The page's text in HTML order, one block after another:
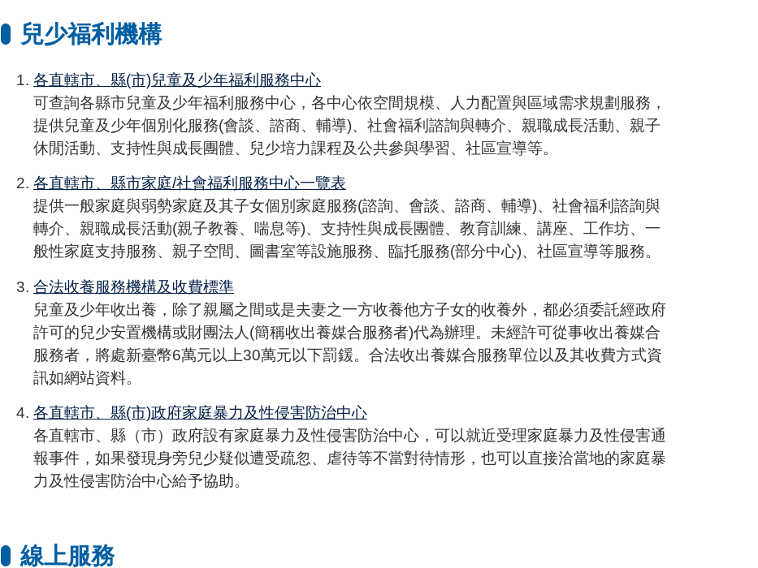
兒少福利機構
各直轄市、縣(市)兒童及少年福利服務中心
可查詢各縣市兒童及少年福利服務中心，各中心依空間規模、人力配置與區域需求規劃服務，
提供兒童及少年個別化服務(會談、諮商、輔導)、社會福利諮詢與轉介、親職成長活動、親子
休閒活動、支持性與成長團體、兒少培力課程及公共參與學習、社區宣導等。
各直轄市、縣市家庭/社會福利服務中心一覽表
提供一般家庭與弱勢家庭及其子女個別家庭服務(諮詢、會談、諮商、輔導)、社會福利諮詢與
轉介、親職成長活動(親子教養、喘息等)、支持性與成長團體、教育訓練、講座、工作坊、一
般性家庭支持服務、親子空間、圖書室等設施服務、臨托服務(部分中心)、社區宣導等服務。
合法收養服務機構及收費標準
兒童及少年收出養，除了親屬之間或是夫妻之一方收養他方子女的收養外，都必須委託經政府
許可的兒少安置機構或財團法人(簡稱收出養媒合服務者)代為辦理。未經許可從事收出養媒合
服務者，將處新臺幣6萬元以上30萬元以下罰鍰。合法收出養媒合服務單位以及其收費方式資
訊如網站資料。
各直轄市、縣(市)政府家庭暴力及性侵害防治中心
各直轄市、縣（市）政府設有家庭暴力及性侵害防治中心，可以就近受理家庭暴力及性侵害通
報事件，如果發現身旁兒少疑似遭受疏忽、虐待等不當對待情形，也可以直接洽當地的家庭暴
力及性侵害防治中心給予協助。
線上服務